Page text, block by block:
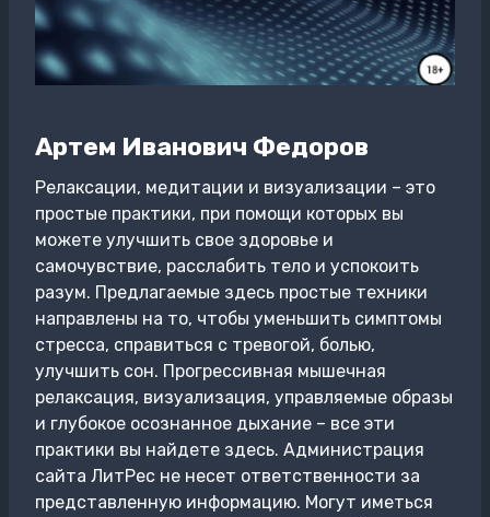
Артем Иванович Федоров
Релаксации, медитации и визуализации – это
простые практики, при помощи которых вы
можете улучшить свое здоровье и
самочувствие, расслабить тело и успокоить
разум. Предлагаемые здесь простые техники
направлены на то, чтобы уменьшить симптомы
стресса, справиться с тревогой, болью,
улучшить сон. Прогрессивная мышечная
релаксация, визуализация, управляемые образы
и глубокое осознанное дыхание – все эти
практики вы найдете здесь. Администрация
сайта ЛитРес не несет ответственности за
представленную информацию. Могут иметься